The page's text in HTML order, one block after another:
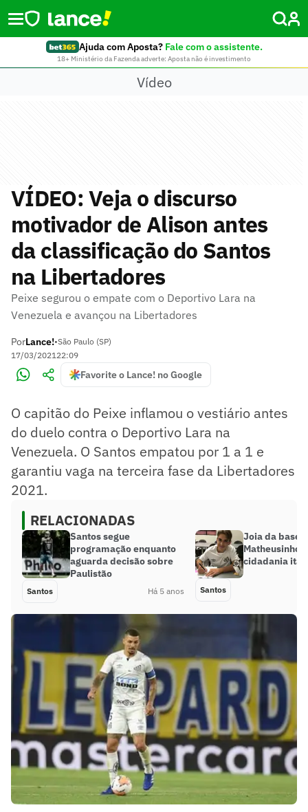
Ajuda com Aposta? Fale com o assistente.
18+ Ministério da Fazenda adverte: Aposta não é investimento
Vídeo
VÍDEO: Veja o discurso
motivador de Alison antes
da classificação do Santos
na Libertadores
Peixe segurou o empate com o Deportivo Lara na
Venezuela e avançou na Libertadores
PorLance!•São Paulo (SP)
17/03/202122:09
Favorite o Lance! no Google
O capitão do Peixe inflamou o vestiário antes
do duelo contra o Deportivo Lara na
Venezuela. O Santos empatou por 1 a 1 e
garantiu vaga na terceira fase da Libertadores
2021.
RELACIONADAS
Santos segue
programação enquanto
aguarda decisão sobre
Paulistão
Santos Há 5 anos
Joia da base
Matheusinho
cidadania
Santos